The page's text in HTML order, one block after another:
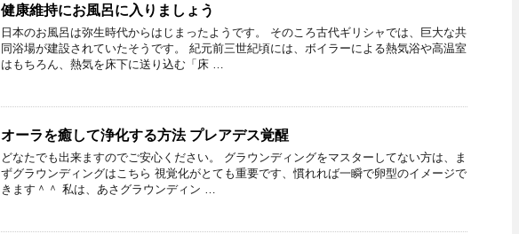
健康維持にお風呂に入りましょう
日本のお風呂は弥生時代からはじまったようです。 そのころ古代ギリシャでは、巨大な共
同浴場が建設されていたそうです。 紀元前三世紀頃には、ボイラーによる熱気浴や高温室
はもちろん、熱気を床下に送り込む「床 …
オーラを癒して浄化する方法 プレアデス覚醒
どなたでも出来ますのでご安心ください。 グラウンディングをマスターしてない方は、ま
ずグラウンディングはこちら 視覚化がとても重要です、慣れれば一瞬で卵型のイメージで
きます＾＾ 私は、あさグラウンディン …